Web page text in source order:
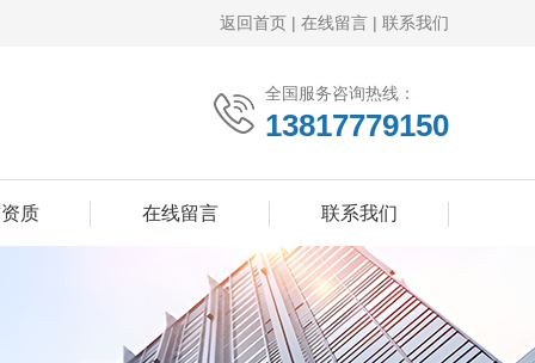
返回首页 | 在线留言 | 联系我们
全国服务咨询热线：
13817779150
质 在线留言 联系我们